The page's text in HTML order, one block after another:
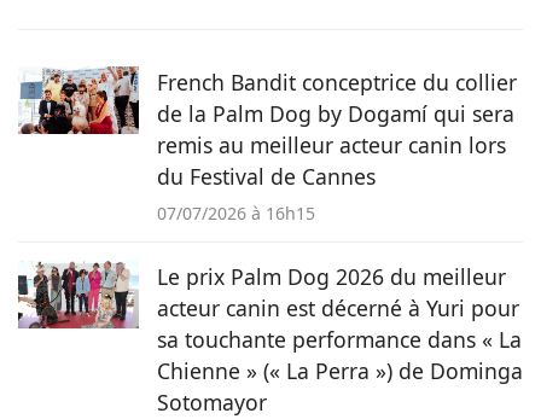
vous émouvoir et vous informer sur nos compagnons
préférés.
French Bandit conceptrice du collier
de la Palm Dog by Dogamí qui sera
remis au meilleur acteur canin lors
du Festival de Cannes
07/07/2026 à 16h15
Le prix Palm Dog 2026 du meilleur
acteur canin est décerné à Yuri pour
sa touchante performance dans « La
Chienne » (« La Perra ») de Dominga
Sotomayor